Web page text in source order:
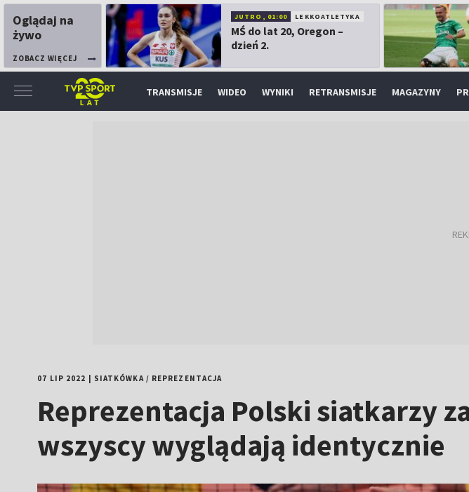
Oglądaj na
żywo
ZOBACZ WIĘCEJ
JUTRO, 01:00 LEKKOATLETYKA
MŚ do lat 20, Oregon –
dzień 2.
TRANSMISJE WIDEO WYNIKI RETRANSMISJE MAGAZYNY
07 LIP 2022 SIATKÓWKA/ REPREZENTACJA
Reprezentacja Polski siatkarzy
wszyscy wyglądają identycznie